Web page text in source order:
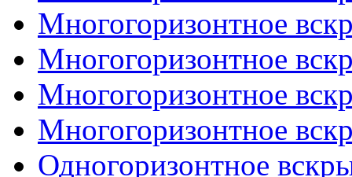
Многогоризонтное
Многогоризонтное
Многогоризонтное
Многогоризонтное
Одногоризонтное